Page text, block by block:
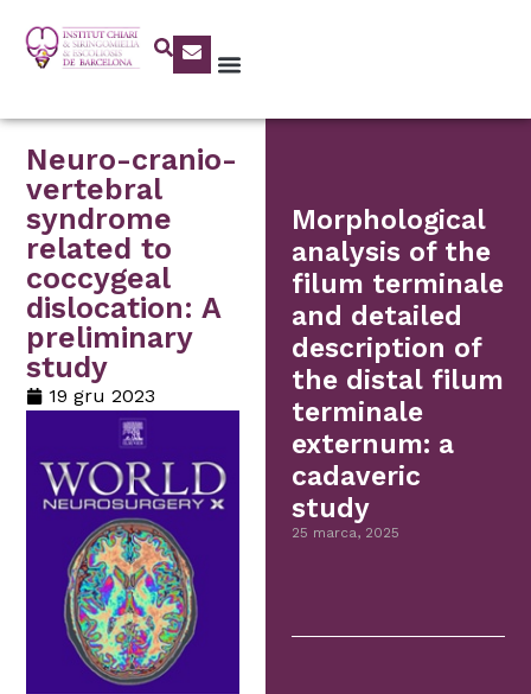
Neuro-cranio-
vertebral
syndrome
related to
coccygeal
dislocation: A
preliminary
study
19 gru 2023
Morphological
analysis of the
filum terminale
and detailed
description of
the distal filum
terminale
externum: a
cadaveric
study
25 marca, 2025